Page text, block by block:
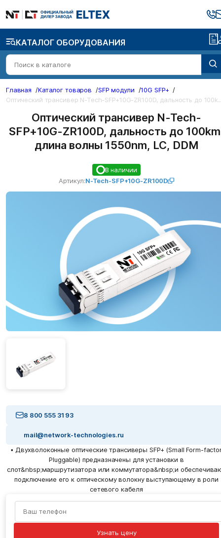
КАТАЛОГ ОБОРУДОВАНИЯ
Главная /Каталог товаров /SFP модули /10G SFP+ /
ический трансивер N-
Оптический трансивер N-Tech-
SFP+10G-ZR100D, дальность до
длина волны 1550nm, LC, DDM
В наличии
Артикул:N-Tech-SFP+10G-ZR100D
8 800 555 31 93
mail@network-technologies.ru
• Двухволоконные оптические трансиверы SFP+ (Small Form-
Pluggable) предназначены для установки в
слот&nbsp;маршрутизатора или коммутатора&nbsp;и
подключение его к оптическому волокну выступающему в роли
сетевого кабеля
Узнать цену